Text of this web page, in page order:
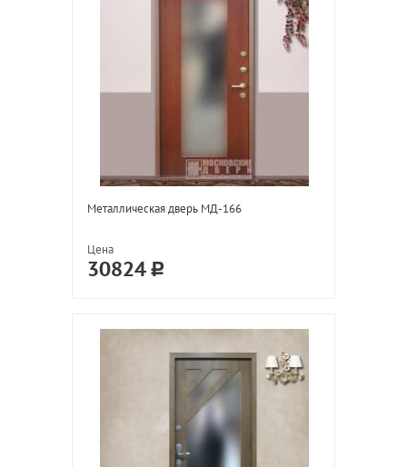
Металлическая дверь МД-166
Цена
30824